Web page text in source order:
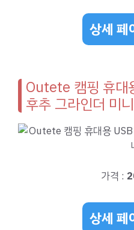
상세 페
Outete 캠핑 휴대
후추 그라인더 미
가격 :
상세 페